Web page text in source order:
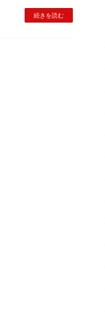
続きを読む